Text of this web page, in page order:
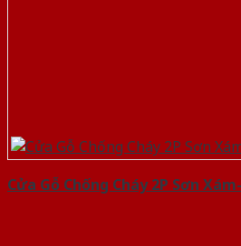
Cửa Gỗ Chống Cháy 2P Sơn